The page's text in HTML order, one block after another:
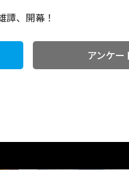
譚、開幕！
アンケー